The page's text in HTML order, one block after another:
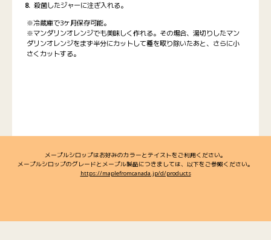
殺菌したジャーに注ぎ入れる。
※冷蔵庫で3ヶ月保存可能。
※マンダリンオレンジでも美味しく作れる。その場合、湯切りしたマン
ダリンオレンジをまず半分にカットして種を取り除いたあと、さらに小
さくカットする。
メープルシロップはお好みのカラーとテイストをご利用ください。
メープルシロップのグレードとメープル製品につきましては、以下をご参照ください。
https://maplefromcanada.jp/d/products